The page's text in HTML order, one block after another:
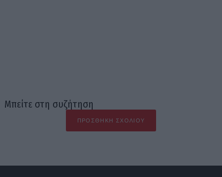
Μπείτε στη συζήτηση
ΠΡΟΣΘΉΚΗ ΣΧΟΛΊΟΥ